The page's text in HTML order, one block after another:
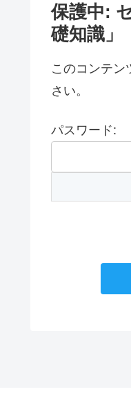
保護中:
礎知識」
このコンテン
さい。
パスワード: